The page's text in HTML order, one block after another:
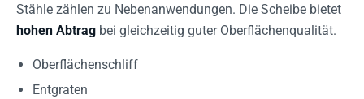
Stähle zählen zu Nebenanwendungen. Die Scheibe bietet
hohen Abtrag bei gleichzeitig guter Oberflächenqualität.
Oberflächenschliff
Entgraten